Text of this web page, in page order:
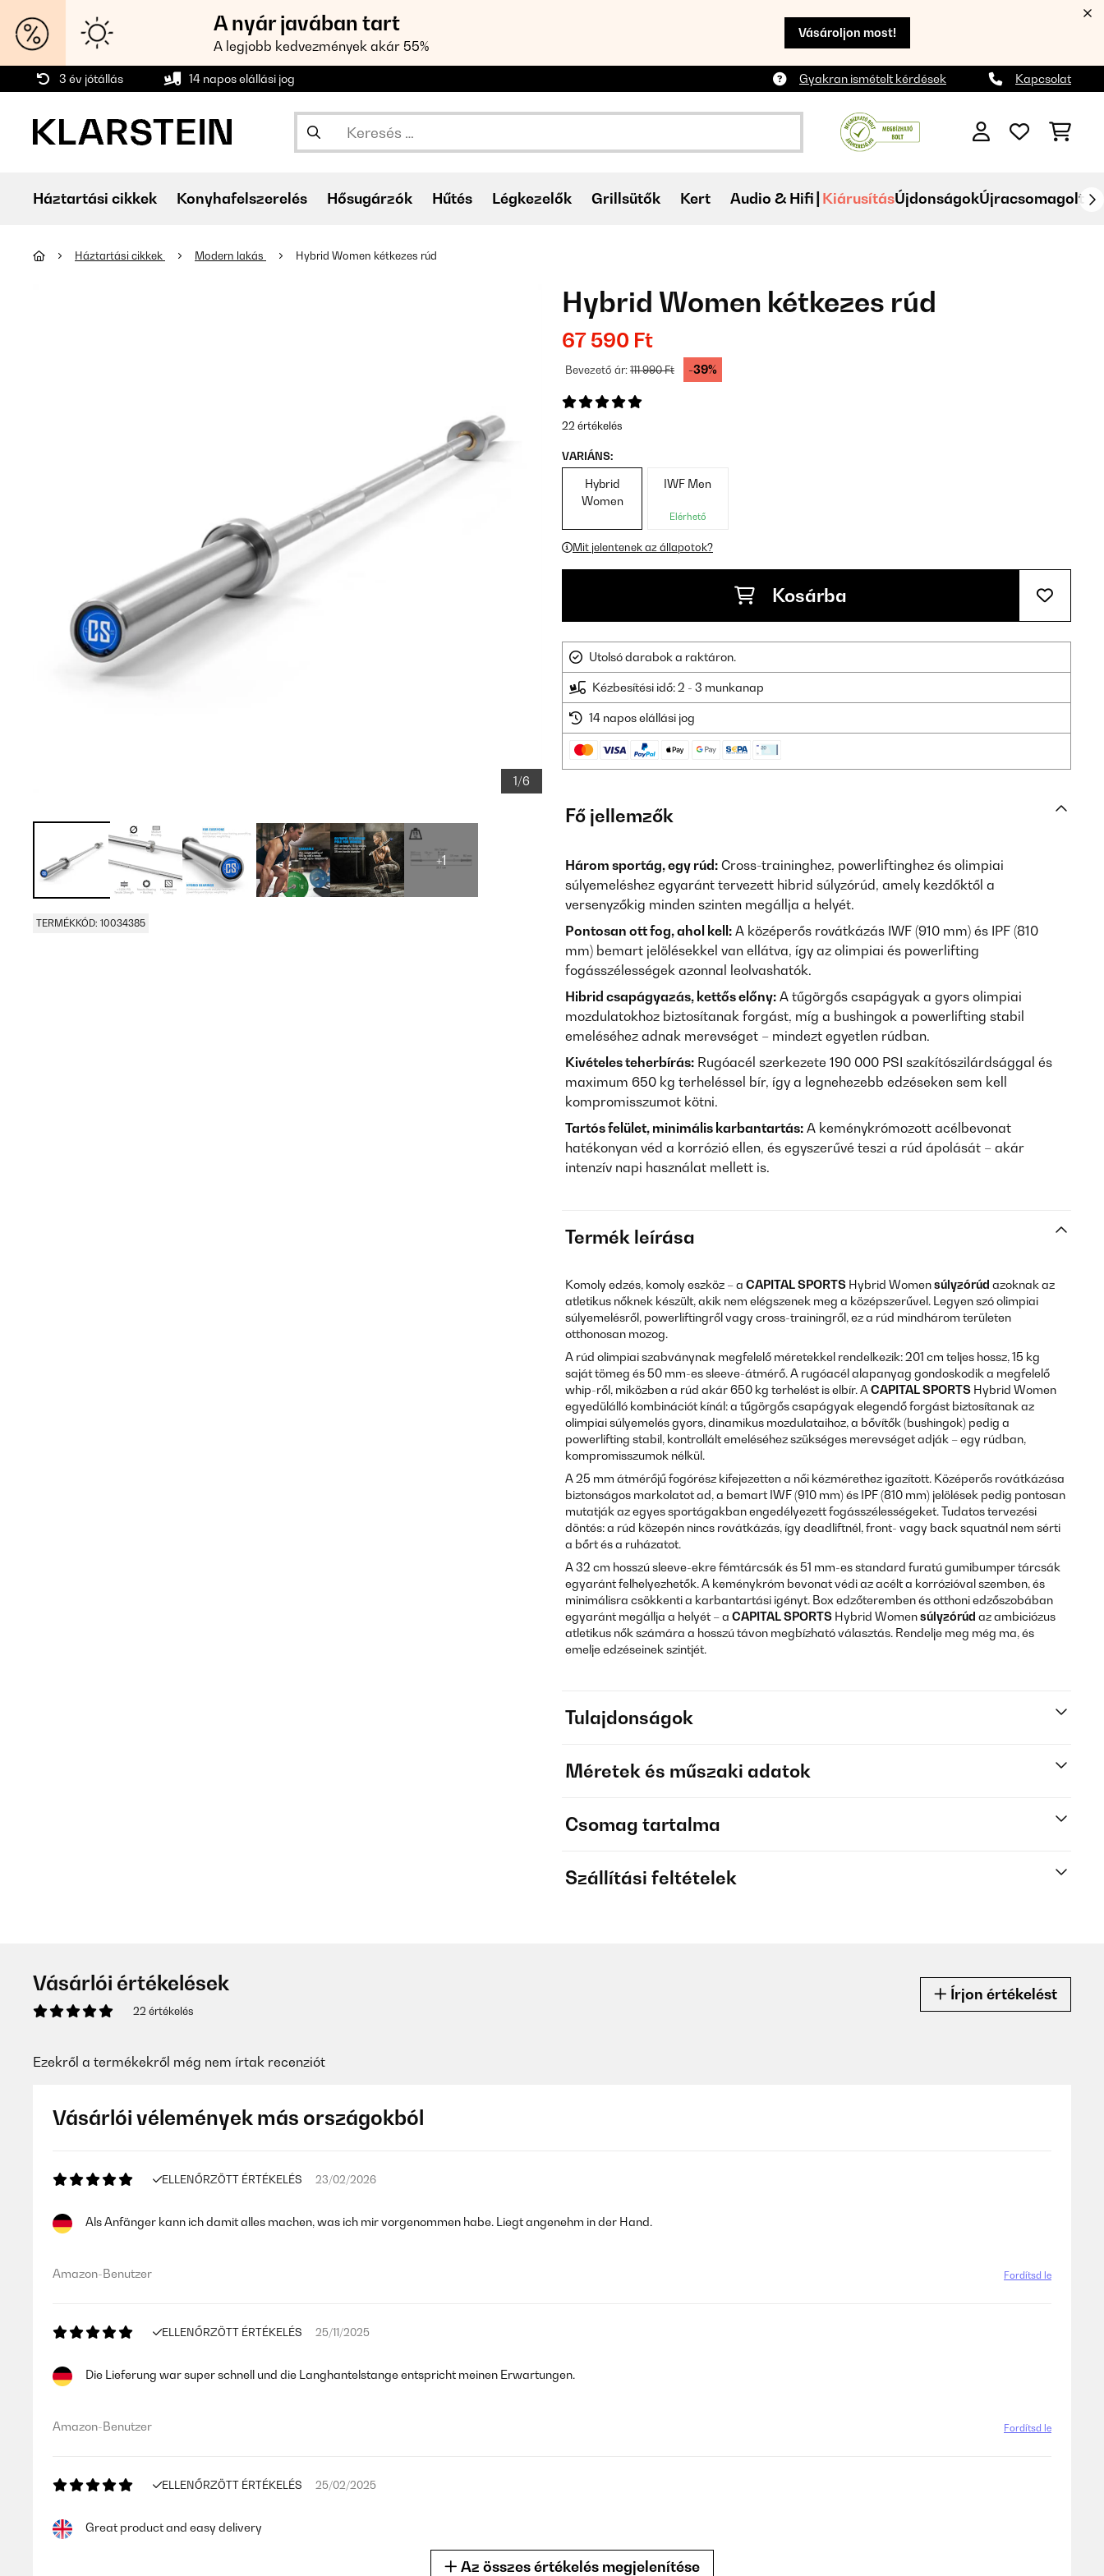
A nyár javában tart
A legjobb kedvezmények akár 55%
Vásároljon most!
3 év jótállás 14 napos elállási jog Gyakran ismételt kérdések Kapcsolat
Háztartási cikkek Konyhafelszerelés Hősugárzók Hűtés Légkezelők Grillsütők Kert Audio & Hifi KiárusításÚjdonságokÚjracsomagolt
Háztartási cikkek Modern lakás Hybrid Women kétkezes rúd
1/6
+1
TERMÉKKÓD: 10034385
Hybrid Women kétkezes rúd
67 590 Ft
Bevezető ár:111 990 Ft -39%
22 értékelés
VARIÁNS:
Hybrid
Women
IWF Men
Elérhető
Mit jelentenek az állapotok?
Kosárba
Utolsó darabok a raktáron.
Kézbesítési idő: 2 - 3 munkanap
14 napos elállási jog
Fő jellemzők
Három sportág, egy rúd: Cross-traininghez, powerliftinghez és olimpiai
súlyemeléshez egyaránt tervezett hibrid súlyzórúd, amely kezdőktől a
versenyzőkig minden szinten megállja a helyét.
Pontosan ott fog, ahol kell: A középerős rovátkázás IWF (910 mm) és IPF (810
mm) bemart jelölésekkel van ellátva, így az olimpiai és powerlifting
fogásszélességek azonnal leolvashatók.
Hibrid csapágyazás, kettős előny: A tűgörgős csapágyak a gyors olimpiai
mozdulatokhoz biztosítanak forgást, míg a bushingok a powerlifting stabil
emeléséhez adnak merevséget – mindezt egyetlen rúdban.
Kivételes teherbírás: Rugóacél szerkezete 190 000 PSI szakítószilárdsággal és
maximum 650 kg terheléssel bír, így a legnehezebb edzéseken sem kell
kompromisszumot kötni.
Tartós felület, minimális karbantartás: A keménykrómozott acélbevonat
hatékonyan véd a korrózió ellen, és egyszerűvé teszi a rúd ápolását – akár
intenzív napi használat mellett is.
Termék leírása
Komoly edzés, komoly eszköz – a CAPITAL SPORTS Hybrid Womensúlyzórúd azoknak az
atletikus nőknek készült, akik nem elégszenek meg a középszerűvel. Legyen szó olimpiai
súlyemelésről, powerliftingről vagy cross-trainingről, ez a rúd mindhárom területen
otthonosan mozog.
A rúd olimpiai szabványnak megfelelő méretekkel rendelkezik: 201 cm teljes hossz, 15 kg
saját tömeg és 50 mm-es sleeve-átmérő. A rugóacél alapanyag gondoskodik a megfelelő
whip-ről, miközben a rúd akár 650 kg terhelést is elbír. ACAPITAL SPORTS Hybrid Women
egyedülálló kombinációt kínál: a tűgörgős csapágyak elegendő forgást biztosítanak az
olimpiai súlyemelés gyors, dinamikus mozdulataihoz, a bővítők (bushingok) pedig a
powerlifting stabil, kontrollált emeléséhez szükséges merevséget adják – egy rúdban,
kompromisszumok nélkül.
A 25 mm átmérőjű fogórész kifejezetten a női kézmérethez igazított. Középerős rovátkázása
biztonságos markolatot ad, a bemart IWF (910 mm) és IPF (810 mm) jelölések pedig pontosan
mutatják az egyes sportágakban engedélyezett fogásszélességeket. Tudatos tervezési
döntés: a rúd közepén nincs rovátkázás, így deadliftnél, front- vagy back squatnál nem sérti
a bőrt és a ruházatot.
A 32 cm hosszú sleeve-ekre fémtárcsák és 51 mm-es standard furatú gumibumper tárcsák
egyaránt felhelyezhetők. A keménykróm bevonat védi az acélt a korrózióval szemben, és
minimálisra csökkenti a karbantartási igényt. Box edzőteremben és otthoni edzőszobában
egyaránt megállja a helyét – a CAPITAL SPORTS Hybrid Womensúlyzórúd az ambiciózus
atletikus nők számára a hosszú távon megbízható választás. Rendelje meg még ma, és
emelje edzéseinek szintjét.
Tulajdonságok
Méretek és műszaki adatok
Csomag tartalma
Szállítási feltételek
Vásárlói értékelések
22 értékelés
Írjon értékelést
Ezekről a termékekről még nem írtak recenziót
Vásárlói vélemények más országokból
ELLENŐRZÖTT ÉRTÉKELÉS 23/02/2026
Als Anfänger kann ich damit alles machen, was ich mir vorgenommen habe. Liegt angenehm in der Hand.
Amazon-Benutzer Fordítsd le
ELLENŐRZÖTT ÉRTÉKELÉS 25/11/2025
Die Lieferung war super schnell und die Langhantelstange entspricht meinen Erwartungen.
Amazon-Benutzer Fordítsd le
ELLENŐRZÖTT ÉRTÉKELÉS 25/02/2025
Great product and easy delivery
Az összes értékelés megjelenítése